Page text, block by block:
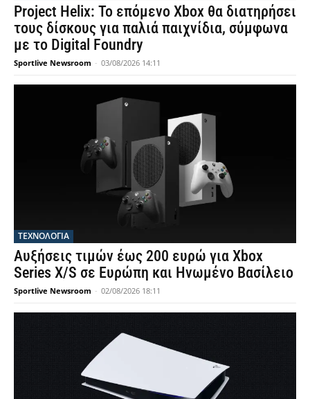
Project Helix: Το επόμενο Xbox θα διατηρήσει
τους δίσκους για παλιά παιχνίδια, σύμφωνα
με το Digital Foundry
Sportlive Newsroom - 03/08/2026 14:11
ΤΕΧΝΟΛΟΓΙΑ
Αυξήσεις τιμών έως 200 ευρώ για Xbox
Series X/S σε Ευρώπη και Ηνωμένο Βασίλειο
Sportlive Newsroom - 02/08/2026 18:11